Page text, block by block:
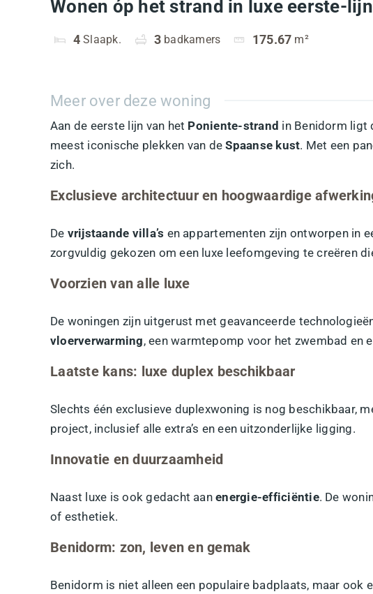
Wonen óp het strand in luxe eerste-
4 Slaapk. 3 badkamers 175.67 m²
Meer over deze woning
Aan de eerste lijn van het Poniente-strand in Benidorm ligt
meest iconische plekken van deSpaanse kust. Met een
zich.
Exclusieve architectuur en hoogwaardige
De vrijstaande villa’s en appartementen zijn ontworpen in
zorgvuldig gekozen om een luxe leefomgeving te creëren
Voorzien van alle luxe
De woningen zijn uitgerust met geavanceerde
vloerverwarming, een warmtepomp voor het zwembad en
Laatste kans: luxe duplex beschikbaar
Slechts één exclusieve duplexwoning is nog beschikbaar,
project, inclusief alle extra’s en een uitzonderlijke ligging.
Innovatie en duurzaamheid
Naast luxe is ook gedacht aanenergie-efficiëntie. De
of esthetiek.
Benidorm: zon, leven en gemak
Benidorm is niet alleen een populaire badplaats, maar ook